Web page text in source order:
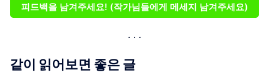
피드백을 남겨주세요! (작가님들에게 메세지 남겨주세요)
같이 읽어보면 좋은 글